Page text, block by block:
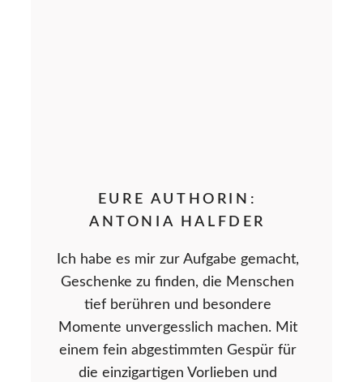
EURE AUTHORIN:
ANTONIA HALFDER
Ich habe es mir zur Aufgabe gemacht,
Geschenke zu finden, die Menschen
tief berühren und besondere
Momente unvergesslich machen. Mit
einem fein abgestimmten Gespür für
die einzigartigen Vorlieben und